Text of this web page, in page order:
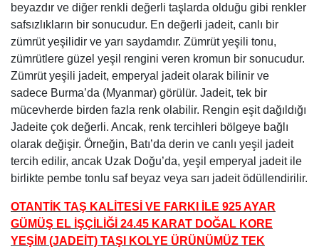
beyazdır ve diğer renkli değerli taşlarda olduğu gibi renkler
safsızlıkların bir sonucudur. En değerli jadeit, canlı bir
zümrüt yeşilidir ve yarı saydamdır. Zümrüt yeşili tonu,
zümrütlere güzel yeşil rengini veren kromun bir sonucudur.
Zümrüt yeşili jadeit, emperyal jadeit olarak bilinir ve
sadece Burma’da (Myanmar) görülür. Jadeit, tek bir
mücevherde birden fazla renk olabilir. Rengin eşit dağıldığı
Jadeite çok değerli. Ancak, renk tercihleri bölgeye bağlı
olarak değişir. Örneğin, Batı’da derin ve canlı yeşil jadeit
tercih edilir, ancak Uzak Doğu’da, yeşil emperyal jadeit ile
birlikte pembe tonlu saf beyaz veya sarı jadeit ödüllendirilir.
OTANTİK TAŞ KALİTESİ VE FARKI İLE 925 AYAR
GÜMÜŞ EL İŞÇİLİĞİ 24.45 KARAT DOĞAL KORE
YEŞİM (JADEİT) TAŞI KOLYE ÜRÜNÜMÜZ TEK